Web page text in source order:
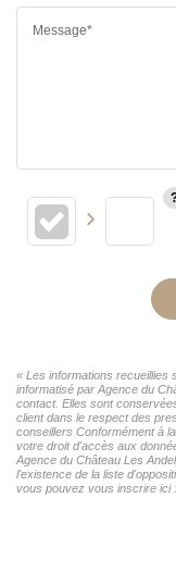
Message*
« Les informations recueillies
informatisé par Agence du
contact. Elles sont
client dans le respect des
conseillers Conformément à
votre droit d'accès aux
Agence du Château Les
l'existence de la liste
vous pouvez vous inscrire ici :